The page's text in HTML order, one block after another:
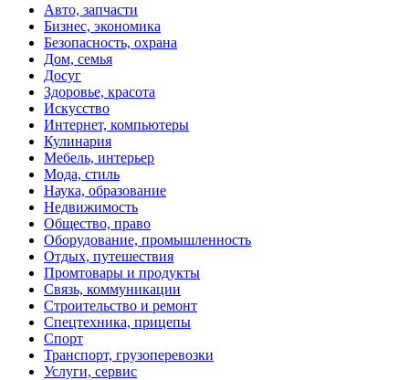
Авто, запчасти
Бизнес, экономика
Безопасность, охрана
Дом, семья
Досуг
Здоровье, красота
Искусство
Интернет, компьютеры
Кулинария
Мебель, интерьер
Мода, стиль
Наука, образование
Недвижимость
Общество, право
Оборудование, промышленность
Отдых, путешествия
Промтовары и продукты
Связь, коммуникации
Строительство и ремонт
Спецтехника, прицепы
Спорт
Транспорт, грузоперевозки
Услуги, сервис